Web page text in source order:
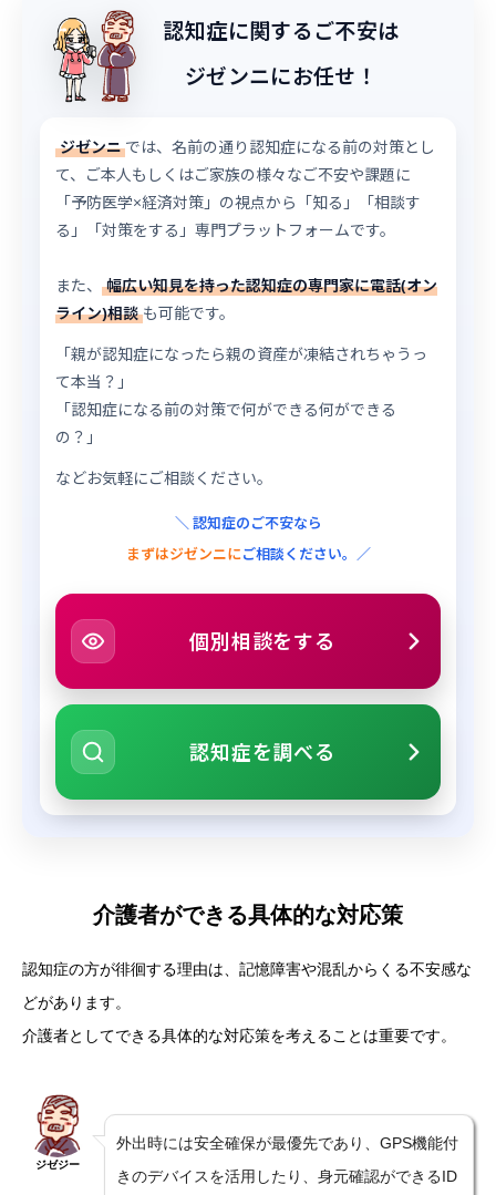
認知症に関するご不安は
ジゼンニにお任せ！
ジゼンニ では、名前の通り認知症になる前の対策とし
て、ご本人もしくはご家族の様々なご不安や課題に
「予防医学×経済対策」の視点から「知る」「相談す
る」「対策をする」専門プラットフォームです。
また、
幅広い知見を持った認知症の専門家に電話(オン
ライン)相談も可能です。
「親が認知症になったら親の資産が凍結されちゃうっ
て本当？」
「認知症になる前の対策で何ができる何ができる
の？」
などお気軽にご相談ください。
＼ 認知症のご不安なら
まずはジゼンニにご相談ください。／
個別相談をする
認知症を調べる
介護者ができる具体的な対応策
認知症の方が徘徊する理由は、記憶障害や混乱からくる不安感な
どがあります。
介護者としてできる具体的な対応策を考えることは重要です。
ジゼジー
外出時には安全確保が最優先であり、GPS機能付
きのデバイスを活用したり、身元確認ができるID